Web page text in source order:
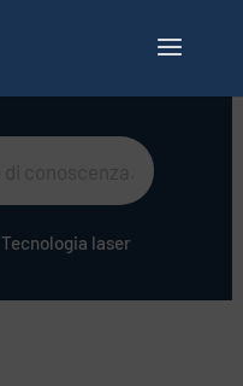
Tecnologia laser